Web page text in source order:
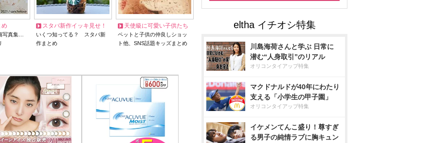
め
写真集…
スタバ新作イッキ見せ！
いくつ知ってる？ スタバ新
作まとめ
天使級に可愛い子供たち
ペットと子供の仲良しショッ
ト他、SNS話題キッズまとめ
川島海荷さんと学ぶ 日常に
潜む“人身取引”のリアル
オリコンタイアップ特集
マクドナルドが40年にわたり
支える「小学生の甲子園」
オリコンタイアップ特集
イケメンてんこ盛り！尊すぎ
る男子の純情ラブに胸キュン